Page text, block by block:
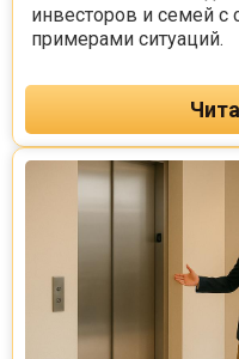
инвесторов и семей с
примерами ситуаций.